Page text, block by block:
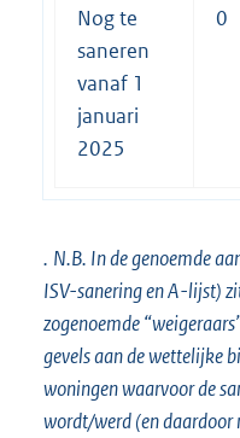
Nog te
saneren
vanaf 1
januari
2025
0
. N.B. In de genoemde
ISV-sanering en A-lijst)
zogenoemde
gevels aan de wettelijke
woningen waarvoor de
wordt/werd (en daardoor